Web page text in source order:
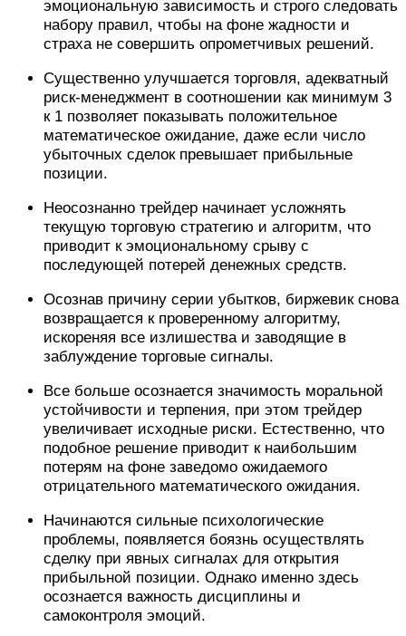
эмоциональную зависимость и строго следовать
набору правил, чтобы на фоне жадности и
страха не совершить опрометчивых решений.
Существенно улучшается торговля, адекватный
риск-менеджмент в соотношении как минимум 3
к 1 позволяет показывать положительное
математическое ожидание, даже если число
убыточных сделок превышает прибыльные
позиции.
Неосознанно трейдер начинает усложнять
текущую торговую стратегию и алгоритм, что
приводит к эмоциональному срыву с
последующей потерей денежных средств.
Осознав причину серии убытков, биржевик снова
возвращается к проверенному алгоритму,
искореняя все излишества и заводящие в
заблуждение торговые сигналы.
Все больше осознается значимость моральной
устойчивости и терпения, при этом трейдер
увеличивает исходные риски. Естественно, что
подобное решение приводит к наибольшим
потерям на фоне заведомо ожидаемого
отрицательного математического ожидания.
Начинаются сильные психологические
проблемы, появляется боязнь осуществлять
сделку при явных сигналах для открытия
прибыльной позиции. Однако именно здесь
осознается важность дисциплины и
самоконтроля эмоций.